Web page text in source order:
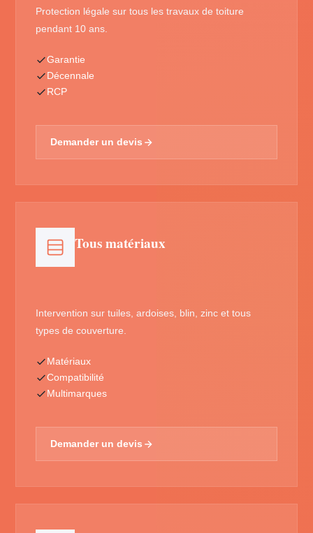
Protection légale sur tous les travaux de toiture
pendant 10 ans.
Garantie
Décennale
RCP
Demander un devis
Tous matériaux
Intervention sur tuiles, ardoises, blin, zinc et tous
types de couverture.
Matériaux
Compatibilité
Multimarques
Demander un devis